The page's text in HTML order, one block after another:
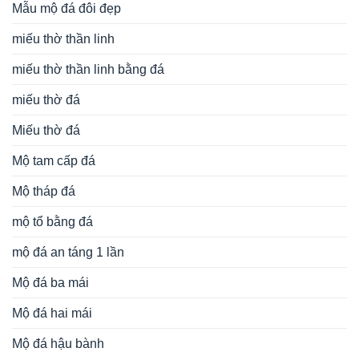
Mẫu mộ đá đôi đẹp
miếu thờ thần linh
miếu thờ thần linh bằng đá
miếu thờ đá
Miếu thờ đá
Mộ tam cấp đá
Mộ tháp đá
mộ tổ bằng đá
mộ đá an táng 1 lần
Mộ đá ba mái
Mộ đá hai mái
Mộ đá hậu bành